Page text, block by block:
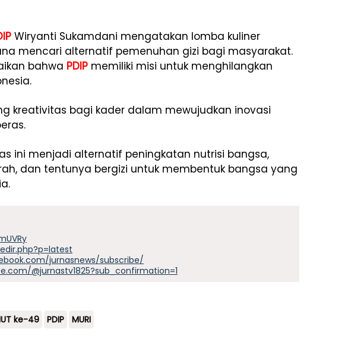
Wiryanti Sukamdani mengatakan lomba kuliner
mencari alternatif pemenuhan gizi bagi masyarakat.
bahwa PDIP memiliki misi untuk menghilangkan
kreativitas bagi kader dalam mewujudkan inovasi
ini menjadi alternatif peningkatan nutrisi bangsa,
dan tentunya bergizi untuk membentuk bangsa yang
jurnasnews/subscribe/
@jurnastv1825?sub_confirmation=1
ke-49 PDIP MURI